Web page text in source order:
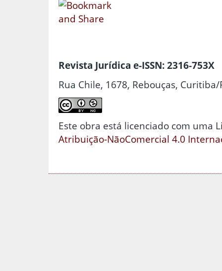
Revista Jurídica e-ISSN: 2316-753X
Rua Chile, 1678, Rebouças, Curitiba/
Este obra está licenciado com uma
Atribuição-NãoComercial 4.0